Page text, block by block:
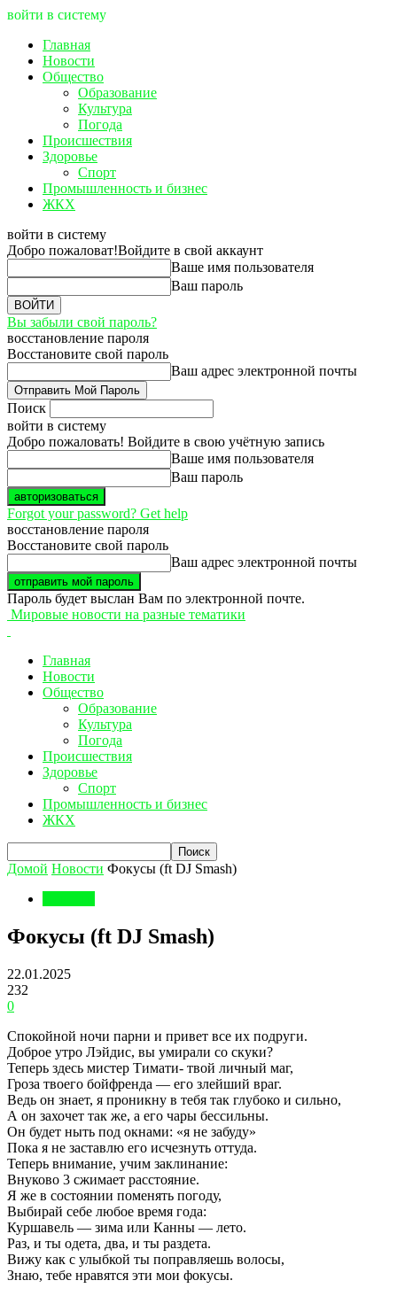
войти в систему
Главная
Новости
Общество
Образование
Культура
Погода
Происшествия
Здоровье
Спорт
Промышленность и бизнес
ЖКХ
войти в систему
Добро пожаловат!Войдите в свой аккаунт
Ваше имя пользователя
Ваш пароль
Вы забыли свой пароль?
восстановление пароля
Восстановите свой пароль
Ваш адрес электронной почты
Поиск
войти в систему
Добро пожаловать! Войдите в свою учётную запись
Ваше имя пользователя
Ваш пароль
Forgot your password? Get help
восстановление пароля
Восстановите свой пароль
Ваш адрес электронной почты
Пароль будет выслан Вам по электронной почте.
Мировые новости на разные тематики
Главная
Новости
Общество
Образование
Культура
Погода
Происшествия
Здоровье
Спорт
Промышленность и бизнес
ЖКХ
Домой Новости Фокусы (ft DJ Smash)
Фокусы (ft DJ Smash)
22.01.2025
232
0
Спокойной ночи парни и привет все их подруги.
Доброе утро Лэйдис, вы умирали со скуки?
Теперь здесь мистер Тимати- твой личный маг,
Гроза твоего бойфренда — его злейший враг.
Ведь он знает, я проникну в тебя так глубоко и сильно,
А он захочет так же, а его чары бессильны.
Он будет ныть под окнами: «я не забуду»
Пока я не заставлю его исчезнуть оттуда.
Теперь внимание, учим заклинание:
Внуково 3 сжимает расстояние.
Я же в состоянии поменять погоду,
Выбирай себе любое время года:
Куршавель — зима или Канны — лето.
Раз, и ты одета, два, и ты раздета.
Вижу как с улыбкой ты поправляешь волосы,
Знаю, тебе нравятся эти мои фокусы.